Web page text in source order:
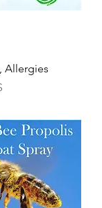
Allergies